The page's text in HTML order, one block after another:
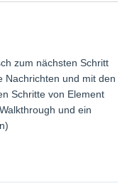
zum nächsten Schritt
Nachrichten und mit den
Schritte von Element
und ein